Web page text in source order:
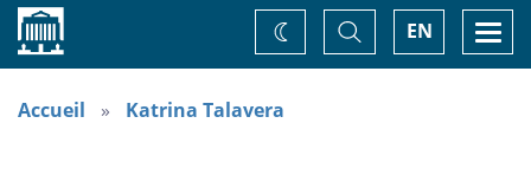
Accueil EN
Basculer
la
recherche
Changez
de
Accueil Katrina Talavera